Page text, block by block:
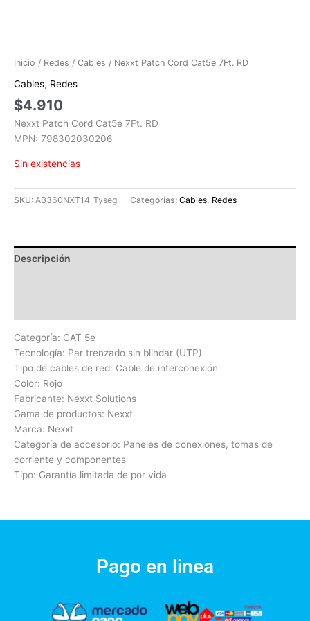
Inicio / Redes / Cables / Nexxt Patch Cord Cat5e 7Ft. RD
Cables, Redes
$4.910
Nexxt Patch Cord Cat5e 7Ft. RD
MPN: 798302030206
Sin existencias
SKU: AB360NXT14-Tyseg Categorías: Cables, Redes
Descripción
Categoría: CAT 5e
Tecnología: Par trenzado sin blindar (UTP)
Tipo de cables de red: Cable de interconexión
Color: Rojo
Fabricante: Nexxt Solutions
Gama de productos: Nexxt
Marca: Nexxt
Categoría de accesorio: Paneles de conexiones, tomas de
corriente y componentes
Tipo: Garantía limitada de por vida
Pago en linea